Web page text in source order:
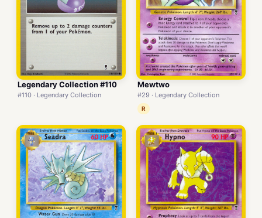
Legendary Collection #110
#110 · Legendary Collection
Mewtwo
#29 · Legendary Collection
R